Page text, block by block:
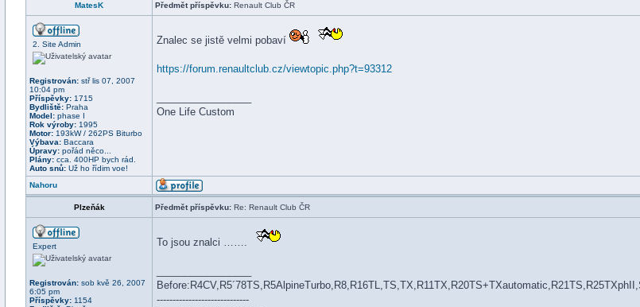
MatesK Předmět příspěvku: Renault Club ČR
2. Site Admin
Registrován: stř lis 07, 2007
10:04 pm
Příspěvky: 1715
Bydliště: Praha
Model: phase I
Rok výroby: 1995
Motor: 193kW / 262PS Biturbo
Výbava: Baccara
Úpravy: pořád něco...
Plány: cca. 400HP bych rád.
Auto snů: Už ho řídim voe!
Znalec se jistě velmi pobaví
https://forum.renaultclub.cz/viewtopic.php?t=93312
One Life Custom
Nahoru
Plzeňák Předmět příspěvku: Re: Renault Club ČR
Expert
Registrován: sob kvě 26, 2007
6:05 pm
Příspěvky: 1154
To jsou znalci …….
-----------------------------